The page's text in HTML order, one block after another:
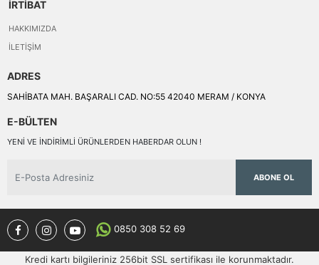
İRTİBAT
HAKKIMIZDA
İLETIŞIM
ADRES
SAHİBATA MAH. BAŞARALI CAD. NO:55 42040 MERAM / KONYA
E-BÜLTEN
YENI VE INDIRIMLI ÜRÜNLERDEN HABERDAR OLUN !
ABONE OL
0850 308 52 69
Kredi kartı bilgileriniz 256bit SSL sertifikası ile korunmaktadır.